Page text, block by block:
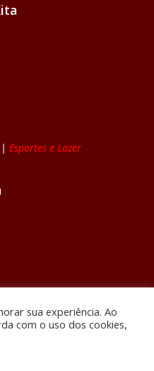
| Esportes e Lazer
Esportes e Lazer
sua experiência. Ao
com o uso dos cookies,